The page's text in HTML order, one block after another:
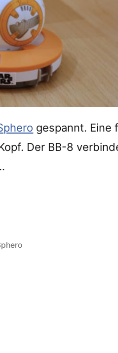
gespannt. Eine
Der BB-8